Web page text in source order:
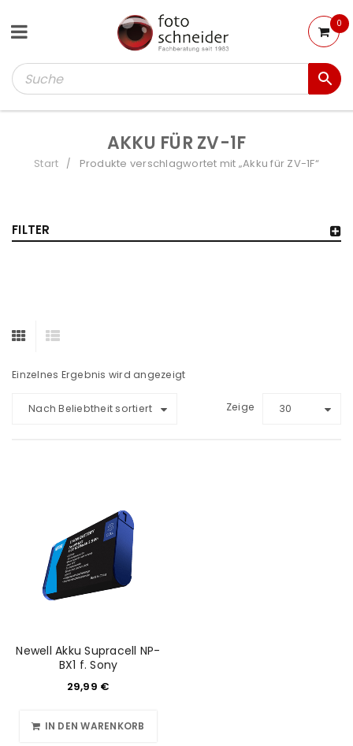
0
AKKU FÜR ZV-1F
Start / Produkte verschlagwortet mit „Akku für ZV-1F“
FILTER
Einzelnes Ergebnis wird angezeigt
Nach Beliebtheit sortiert Zeige 30
Newell Akku Supracell NP-
BX1 f. Sony
29,99 €
IN DEN WARENKORB